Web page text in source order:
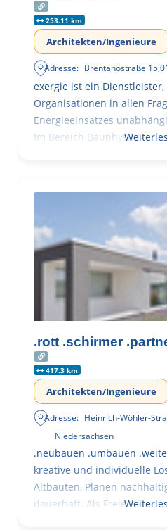
253.11 km
Architekten/Ingenieure
Adresse: Brentanostraße 15,
exergie ist ein
Organisationen in allen
Energieeinsatzes
Im Bereich Bauphysik
.rott .schirmer
417.3 km
Architekten/Ingenieure
Adresse: Heinrich-Wöhler-
Niedersachsen
.neubauen .umbauen
kreative und individuelle
Altbauten, Planen
dauerhaft. Als Freie